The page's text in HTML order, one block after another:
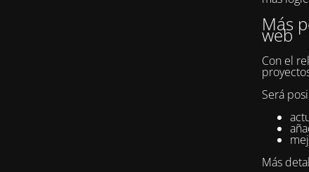
Más
web
Con el
Será
Más